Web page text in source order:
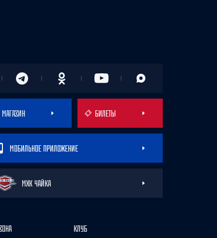
МАГАЗИН БИЛЕТЫ
МОБИЛЬНОЕ ПРИЛОЖЕНИЕ
МХК ЧАЙКА
КЛУБ